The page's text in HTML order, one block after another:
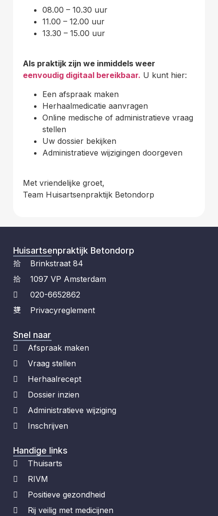
08.00 – 10.30 uur
11.00 – 12.00 uur
13.30 – 15.00 uur
Als praktijk zijn we inmiddels weer
eenvoudig digitaal bereikbaar. U kunt hier:
Een afspraak maken
Herhaalmedicatie aanvragen
Online medische of administratieve vraag
stellen
Uw dossier bekijken
Administratieve wijzigingen doorgeven
Met vriendelijke groet,
Team Huisartsenpraktijk Betondorp
Huisartsenpraktijk Betondorp
Brinkstraat 84
1097 VP Amsterdam
020-6652862
Privacyreglement
Snel naar
Afspraak maken
Vraag stellen
Herhaalrecept
Dossier inzien
Administratieve wijziging
Inschrijven
Handige links
Thuisarts
RIVM
Positieve gezondheid
Rij veilig met medicijnen